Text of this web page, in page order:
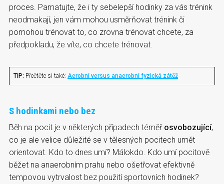
proces. Pamatujte, že i ty sebelepší hodinky za vás trénink
neodmakají, jen vám mohou usměrňovat trénink či
pomohou trénovat to, co zrovna trénovat chcete, za
předpokladu, že víte, co chcete trénovat.
TIP: Přečtěte si také: Aerobní versus anaerobní fyzická zátěž
S hodinkami nebo bez
Běh na pocit je v některých případech téměř osvobozující,
co je ale velice důležité se v tělesných pocitech umět
orientovat. Kdo to dnes umí? Málokdo. Kdo umí pocitově
běžet na anaerobním prahu nebo ošetřovat efektivně
tempovou vytrvalost bez použití sportovních hodinek?